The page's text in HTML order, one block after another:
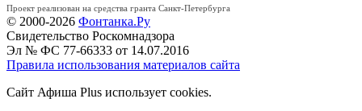
Проект реализован на средства гранта Санкт-Петербурга
© 2000-2026 Фонтанка.Ру
Свидетельство Роскомнадзора
Эл № ФС 77-66333 от 14.07.2016
Правила использования материалов сайта
Сайт Афиша Plus использует cookies.